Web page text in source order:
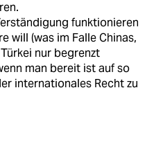
funktionieren
will (was im Falle Chinas,
nur begrenzt
man bereit ist auf so
internationales Recht zu